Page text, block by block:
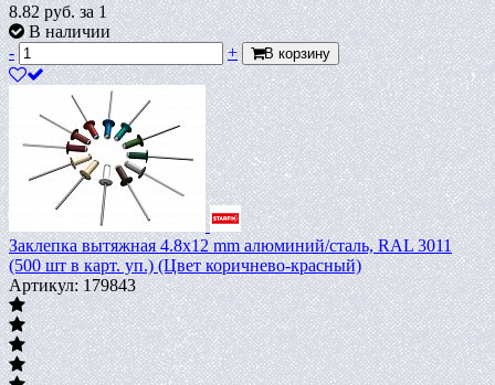
8.82руб.за 1
В наличии
-
+ В корзину
Заклепка вытяжная 4.8х12 mm алюминий/сталь, RAL 3011
(500 шт в карт. уп.) (Цвет коричнево-красный)
Артикул: 179843